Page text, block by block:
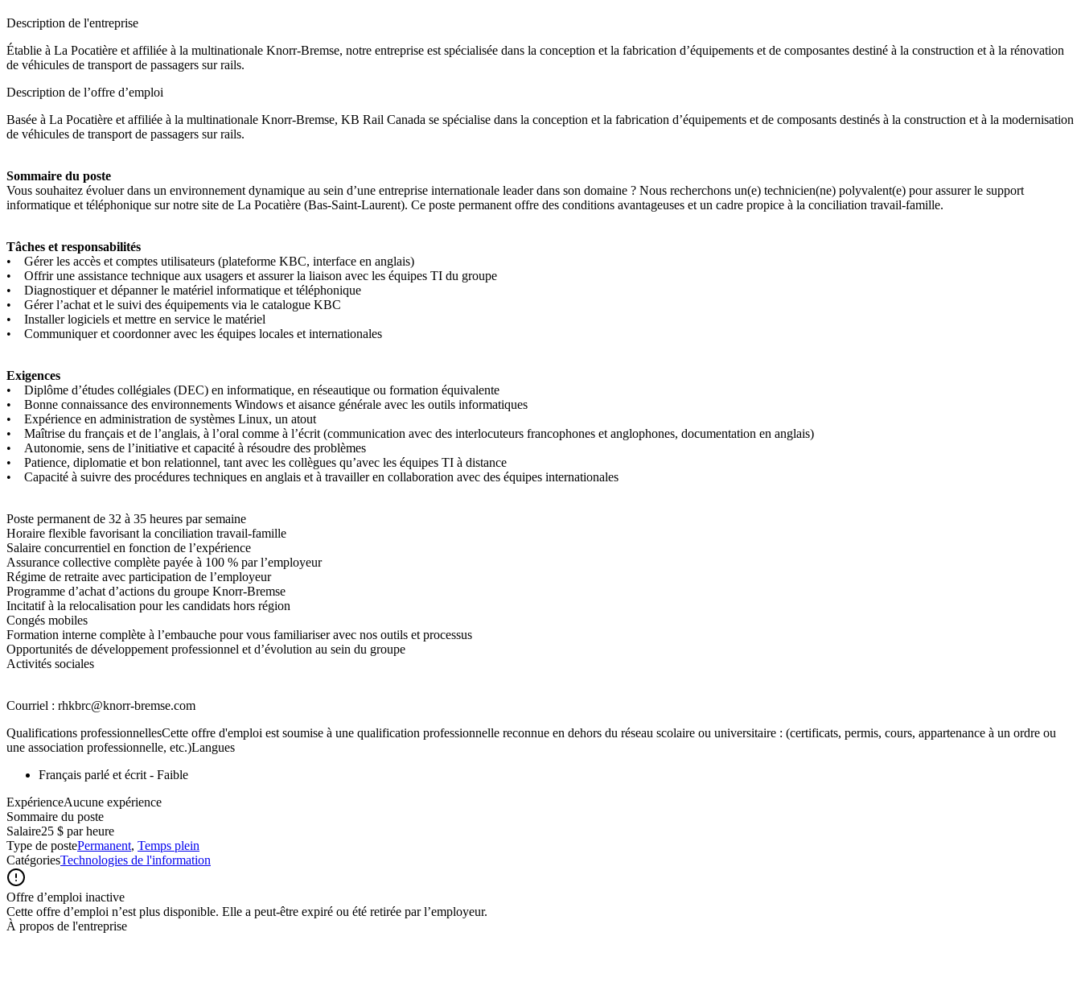
Description de l'entreprise
Établie à La Pocatière et affiliée à la multinationale Knorr-Bremse, notre entreprise est spécialisée dans la conception et la fabrication d’équipements et de composantes destiné à la construction et à la rénovation
de véhicules de transport de passagers sur rails.
Description de l’offre d’emploi
Basée à La Pocatière et affiliée à la multinationale Knorr-Bremse, KB Rail Canada se spécialise dans la conception et la fabrication d’équipements et de composants destinés à la construction et à la modernisation
de véhicules de transport de passagers sur rails.
Sommaire du poste
Vous souhaitez évoluer dans un environnement dynamique au sein d’une entreprise internationale leader dans son domaine ? Nous recherchons un(e) technicien(ne) polyvalent(e) pour assurer le support
informatique et téléphonique sur notre site de La Pocatière (Bas-Saint-Laurent). Ce poste permanent offre des conditions avantageuses et un cadre propice à la conciliation travail-famille.
Tâches et responsabilités
• Gérer les accès et comptes utilisateurs (plateforme KBC, interface en anglais)
• Offrir une assistance technique aux usagers et assurer la liaison avec les équipes TI du groupe
• Diagnostiquer et dépanner le matériel informatique et téléphonique
• Gérer l’achat et le suivi des équipements via le catalogue KBC
• Installer logiciels et mettre en service le matériel
• Communiquer et coordonner avec les équipes locales et internationales
Exigences
• Diplôme d’études collégiales (DEC) en informatique, en réseautique ou formation équivalente
• Bonne connaissance des environnements Windows et aisance générale avec les outils informatiques
• Expérience en administration de systèmes Linux, un atout
• Maîtrise du français et de l’anglais, à l’oral comme à l’écrit (communication avec des interlocuteurs francophones et anglophones, documentation en anglais)
• Autonomie, sens de l’initiative et capacité à résoudre des problèmes
• Patience, diplomatie et bon relationnel, tant avec les collègues qu’avec les équipes TI à distance
• Capacité à suivre des procédures techniques en anglais et à travailler en collaboration avec des équipes internationales
Poste permanent de 32 à 35 heures par semaine
Horaire flexible favorisant la conciliation travail-famille
Salaire concurrentiel en fonction de l’expérience
Assurance collective complète payée à 100 % par l’employeur
Régime de retraite avec participation de l’employeur
Programme d’achat d’actions du groupe Knorr-Bremse
Incitatif à la relocalisation pour les candidats hors région
Congés mobiles
Formation interne complète à l’embauche pour vous familiariser avec nos outils et processus
Opportunités de développement professionnel et d’évolution au sein du groupe
Activités sociales
Courriel : rhkbrc@knorr-bremse.com
Qualifications professionnellesCette offre d'emploi est soumise à une qualification professionnelle reconnue en dehors du réseau scolaire ou universitaire : (certificats, permis, cours, appartenance à un ordre ou
une association professionnelle, etc.)Langues
Français parlé et écrit - Faible
ExpérienceAucune expérience
Sommaire du poste
Salaire25 $ par heure
Type de postePermanent, Temps plein
CatégoriesTechnologies de l'information
Offre d’emploi inactive
Cette offre d’emploi n’est plus disponible. Elle a peut-être expiré ou été retirée par l’employeur.
À propos de l'entreprise